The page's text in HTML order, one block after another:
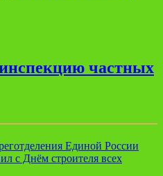
частных
Единой России
с Днём строителя всех